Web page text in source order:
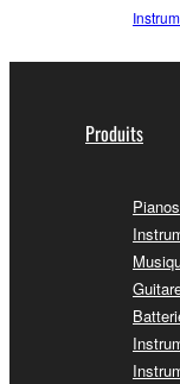
Produits
Pianos